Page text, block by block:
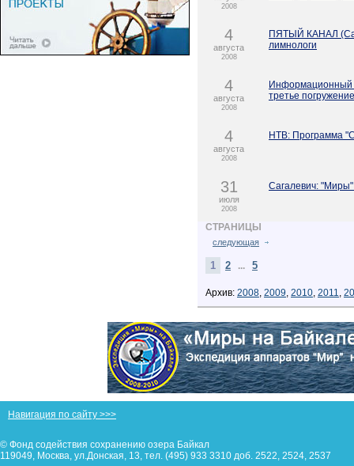
2008
4
августа
2008
ПЯТЫЙ КАНАЛ
лимнологи
4
августа
2008
Информационный
третье погружение
4
августа
2008
НТВ: Программа
31
июля
2008
Сагалевич:
СТРАНИЦЫ
следующая
1 2 ... 5
Архив: 2008, 2009, 2010, 2011,
Навигация по сайту >>>
© Фонд содействия сохранению озера Байкал
119049, Москва, ул.Донская, 13, тел. (495) 933 3310 доб. 2522, 2524, 2537